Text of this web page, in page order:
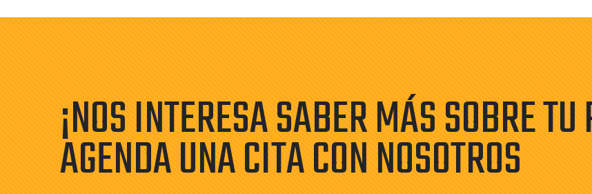
¡NOS INTERESA SABER MÁS SOBRE TU
AGENDA UNA CITA CON NOSOTROS